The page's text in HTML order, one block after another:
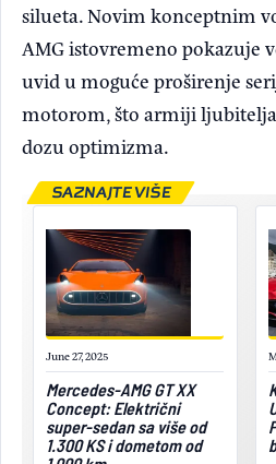
silueta. Novim konceptnim
AMG istovremeno pokazuje
uvid u moguće proširenje
motorom, što armiji
dozu optimizma.
June 27, 2025
Mercedes-AMG GT XX
Concept: Električni
super-sedan sa više od
1.300 KS i dometom od
SAZNAJTE VIŠE